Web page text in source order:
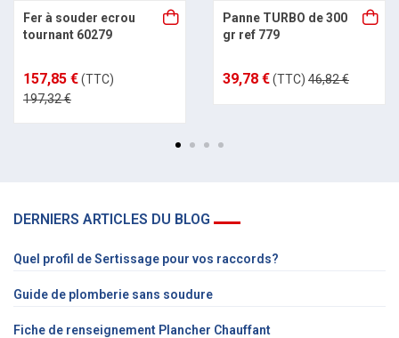
Fer à souder ecrou
tournant 60279
157,85 €(TTC)
197,32 €
Panne TURBO de 300
gr ref 779
39,78 €(TTC) 46,82 €
DERNIERS ARTICLES DU BLOG
Quel profil de Sertissage pour vos raccords?
Guide de plomberie sans soudure
Fiche de renseignement Plancher Chauffant